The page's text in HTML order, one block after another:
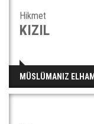
Hikmet
KIZIL
MÜSLÜMANIZ